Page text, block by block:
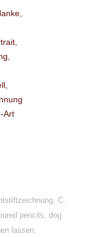
, C.
pencils
dog
lassen,